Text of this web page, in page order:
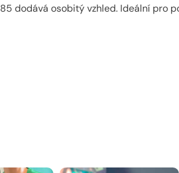
dodává osobitý vzhled. Ideální pro